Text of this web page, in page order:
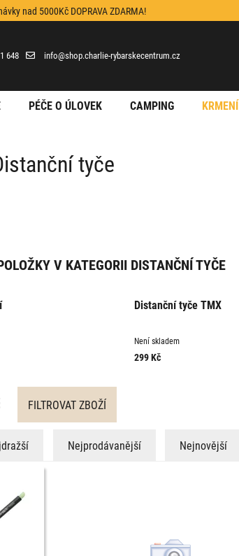
nad 5000Kč DOPRAVA ZDARMA!
648 info@shop.charlie-rybarskecentrum.cz
PÉČE O ÚLOVEK CAMPING KRMENÍ
tyče
V KATEGORII DISTANČNÍ TYČE
Distanční tyče TMX
Není skladem
299Kč
Nejprodávanější Nejnovější